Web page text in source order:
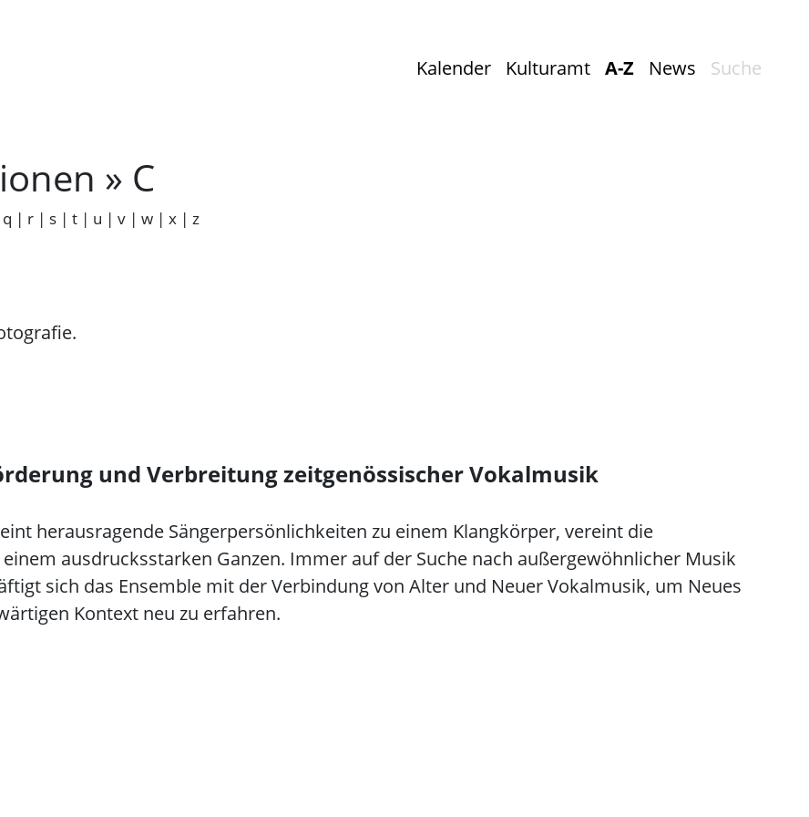
Kalender Kulturamt A-Z News Suche
» C
q | r | s | t | u | v | w | x | z
und Verbreitung ​zeitgenössischer Vokalmusik
herausragende Sängerpersönlichkeiten zu einem Klangkörper, vereint die
ausdrucksstarken Ganzen. Immer auf der Suche nach außergewöhnlicher Musik
sich das Ensemble mit der Verbindung von Alter und Neuer Vokalmusik, um Neues
Kontext neu zu erfahren.